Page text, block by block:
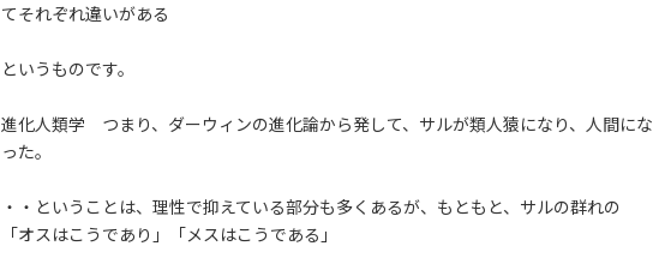
てそれぞれ違いがある
というものです。
進化人類学 つまり、ダーウィンの進化論から発して、サルが類人猿になり、人間にな
った。
・・ということは、理性で抑えている部分も多くあるが、もともと、サルの群れの
「オスはこうであり」「メスはこうである」